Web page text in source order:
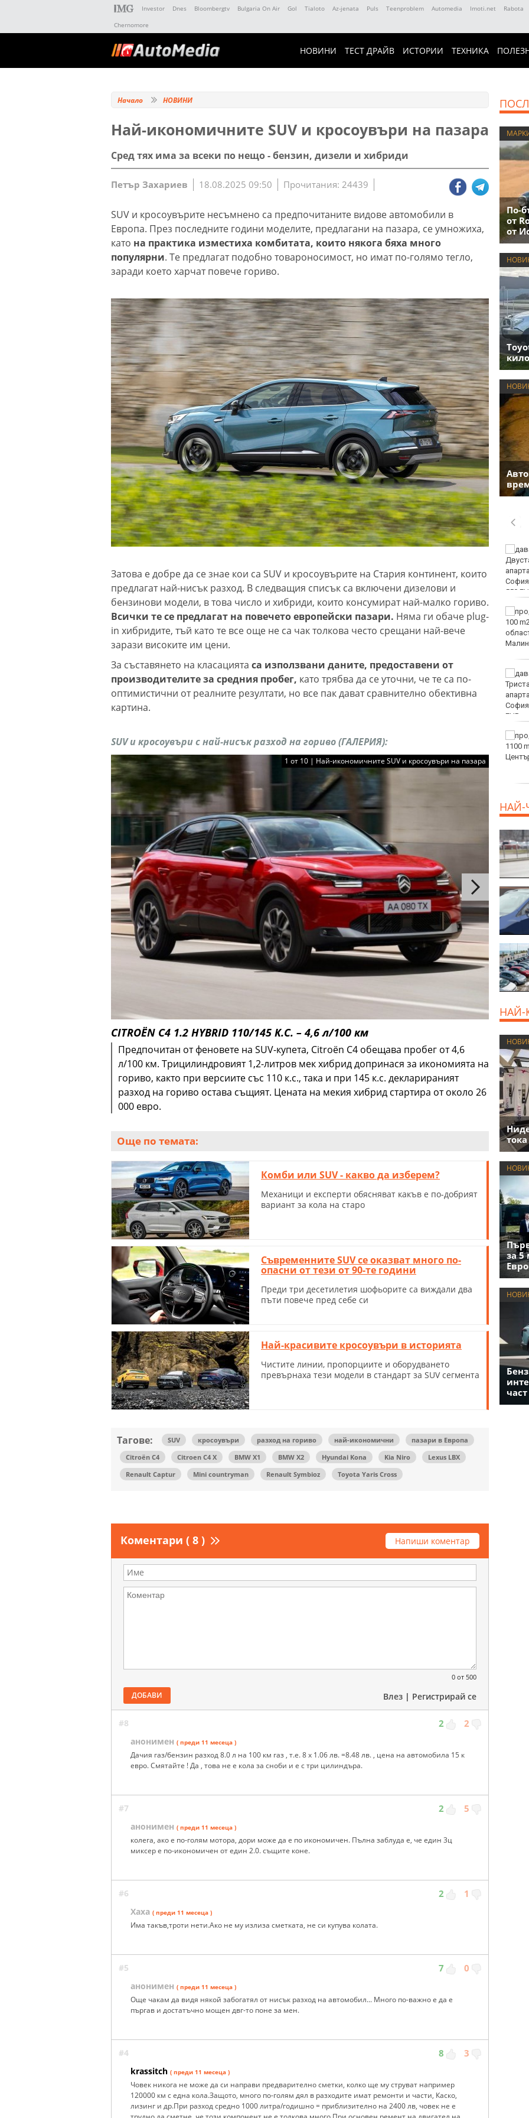
Investor Dnes Bloombergtv Bulgaria On Air Gol Tialoto Az-jenata Puls Teenproblem Automedia Imoti.net Rabota
Chernomore
НОВИНИ ТЕСТ ДРАЙВ ИСТОРИИ ТЕХНИКА
Начало НОВИНИ
Най-икономичните SUV и кросоувъри на пазара
Сред тях има за всеки по нещо - бензин, дизели и хибриди
Петър Захариев 18.08.2025 09:50 Прочитания: 24439
SUV и кросоувърите несъмнено са предпочитаните видове автомобили в
Европа. През последните години моделите, предлагани на пазара, се умножиха,
като на практика изместиха комбитата, които някога бяха много
популярни. Те предлагат подобно товароносимост, но имат по-голямо тегло,
заради което харчат повече гориво.
Затова е добре да се знае кои са SUV и кросоувърите на Стария континент, които
предлагат най-нисък разход. В следващия списък са включени дизелови и
бензинови модели, в това число и хибриди, които консумират най-малко гориво.
Всички те се предлагат на повечето европейски пазари. Няма ги обаче plug-
in хибридите, тъй като те все още не са чак толкова често срещани най-вече
зарази високите им цени.
За съставянето на класацията са използвани даните, предоставени от
производителите за средния пробег, като трябва да се уточни, че те са по-
оптимистични от реалните резултати, но все пак дават сравнително обективна
картина.
SUV и кросоувъри с най-нисък разход на гориво (ГАЛЕРИЯ):
1 от 10 | Най-икономичните SUV и кросоувъри на пазара
CITROËN C4 1.2 HYBRID 110/145 К.С. – 4,6 л/100 км
Предпочитан от феновете на SUV-купета, Citroën C4 обещава пробег от 4,6
л/100 км. Трицилиндровият 1,2-литров мек хибрид допринася за икономията на
гориво, както при версиите със 110 к.с., така и при 145 к.с. декларираният
разход на гориво остава същият. Цената на мекия хибрид стартира от около 26
000 евро.
Още по темата:
Комби или SUV - какво да изберем?
Механици и експерти обясняват какъв е по-добрият
вариант за кола на старо
Съвременните SUV се оказват много по-
опасни от тези от 90-те години
Преди три десетилетия шофьорите са виждали два
пъти повече пред себе си
Най-красивите кросоувъри в историята
Чистите линии, пропорциите и оборудването
превърнаха тези модели в стандарт за SUV сегмента
Тагове: SUV кросоувъри разход на гориво най-икономични
пазари в Европа
Citroën C4
Citroen C4 X BMW X1 BMW X2 Hyundai Kona Kia Niro
Lexus LBX
Renault Captur
Mini countryman Renault Symbioz Toyota Yaris Cross
Коментари ( 8 ) Напиши коментар
0 от 500
ДОБАВИ Влез | Регистрирай се
#8 2 2
анонимен ( преди 11 месеца )
Дачия газ/бензин разход 8.0 л на 100 км газ , т.е. 8 х 1.06 лв. =8.48 лв. , цена на автомобила 15 к
евро. Смятайте ! Да , това не е кола за сноби и е с три цилиндъра.
#7 2 5
анонимен ( преди 11 месеца )
колега, ако е по-голям мотора, дори може да е по икономичен. Пълна заблуда е, че един 3ц
миксер е по-икономичен от един 2.0. същите коне.
#6 2 1
Хаха ( преди 11 месеца )
Има такъв,троти нети.Ако не му излиза сметката, не си купува колата.
#5 7 0
анонимен ( преди 11 месеца )
Още чакам да видя някой забогатял от нисък разход на автомобил... Много по-важно е да е
пъргав и достатъчно мощен двг-то поне за мен.
#4 8 3
krassitch ( преди 11 месеца )
Човек никога не може да си направи предварително сметки, колко ще му струват например
120000 км с една кола.Защото, много по-голям дял в разходите имат ремонти и части, Каско,
лизинг и др.При разход средно 1000 литра/годишно = приблизително на 2400 лв, човек не е
По-
от
от
Времето във Варна на 8
След гонка: Задържаха
мъж, у когото са
намерени 460 000 евро
свети Емилиан,
Кизикски епископ
вкарана от Марадона с
ръка
НАЙ-
НАЙ-
за 5
част